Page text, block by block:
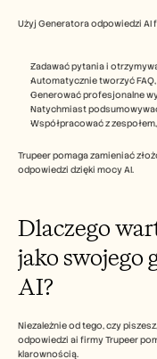
Użyj Generatora odpowiedzi AI
Zadawać pytania i
Automatycznie tworzyć
Generować profesjonalne
Natychmiast
Współpracować z
Trupeer pomaga zamieniać
odpowiedzi dzięki mocy AI.
Dlaczego
jako swojego
AI?
Niezależnie od tego, czy
odpowiedzi ai firmy Trupeer
klarownością.